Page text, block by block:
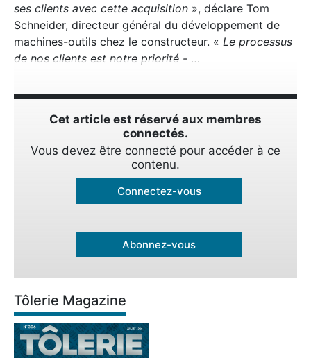
ses clients avec cette acquisition », déclare Tom
Schneider, directeur général du développement de
machines-outils chez le constructeur. « Le processus
de nos clients est notre priorité - …
Cet article est réservé aux membres
connectés.
Vous devez être connecté pour accéder à ce
contenu.
Connectez-vous
Abonnez-vous
Tôlerie Magazine